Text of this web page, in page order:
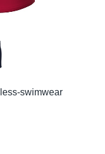
swimwear